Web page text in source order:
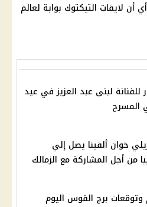
أن لايفات التيكتوك بوابة لعالم
لبنى عبد العزيز في عيد
المسرح
خوان ألفينا يصل إلي
من أجل المشاركة مع الزمالك
برج القوس اليوم